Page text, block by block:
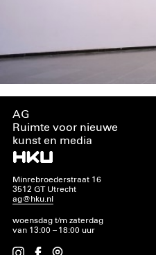
AG
Ruimte voor nieuwe
kunst en media
Minrebroederstraat 16
3512 GT Utrecht
ag@hku.nl
woensdag t/m zaterdag
van 13:00 – 18:00 uur